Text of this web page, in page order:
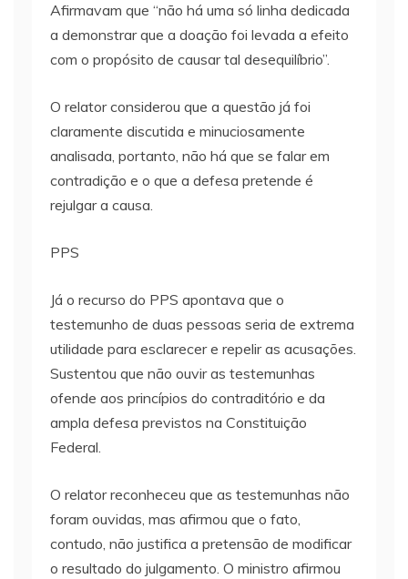
Afirmavam que “não há uma só linha dedicada
a demonstrar que a doação foi levada a efeito
com o propósito de causar tal desequilíbrio”.
O relator considerou que a questão já foi
claramente discutida e minuciosamente
analisada, portanto, não há que se falar em
contradição e o que a defesa pretende é
rejulgar a causa.
PPS
Já o recurso do PPS apontava que o
testemunho de duas pessoas seria de extrema
utilidade para esclarecer e repelir as acusações.
Sustentou que não ouvir as testemunhas
ofende aos princípios do contraditório e da
ampla defesa previstos na Constituição
Federal.
O relator reconheceu que as testemunhas não
foram ouvidas, mas afirmou que o fato,
contudo, não justifica a pretensão de modificar
o resultado do julgamento. O ministro afirmou